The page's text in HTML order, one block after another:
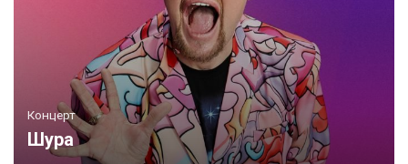
Концерт
Шура